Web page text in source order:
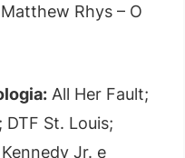
Rhys – O
All Her Fault;
St. Louis;
Jr. e